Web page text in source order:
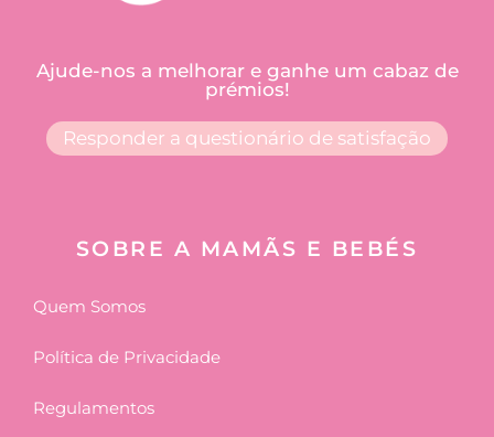
Ajude-nos a melhorar e ganhe um cabaz de
prémios!
Responder a questionário de satisfação
SOBRE A MAMÃS E BEBÉS
Quem Somos
Política de Privacidade
Regulamentos